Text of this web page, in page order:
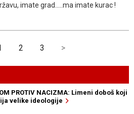
imate grad.....ma imate kurac !
2 3 >
PROTIV NACIZMA: Limeni doboš koji
velike ideologije